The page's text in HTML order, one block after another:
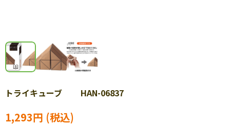
トライキューブ HAN-06837
1,293円